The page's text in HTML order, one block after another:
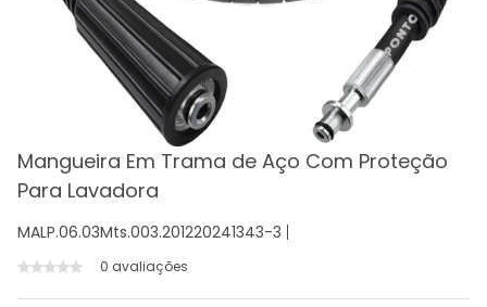
Mangueira Em Trama de Aço Com Proteção
Para Lavadora
MALP.06.03Mts.003.201220241343-3
0 avaliações